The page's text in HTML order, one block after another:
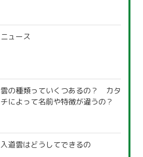
ニュース
雲の種類っていくつあるの？ カタ
チによって名前や特徴が違うの？
入道雲はどうしてできるの